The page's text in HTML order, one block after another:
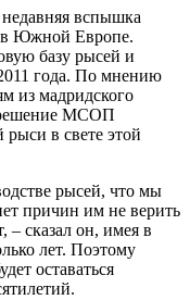
вспышка
в Южной Европе.
базу рысей и
года. По мнению
из мадридского
решение МСОП
рыси в свете этой
рысей, что мы
причин им не верить
– сказал он, имея в
лет. Поэтому
оставаться